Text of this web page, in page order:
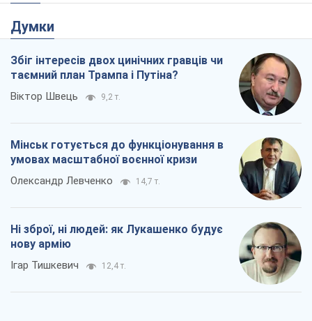
Думки
Збіг інтересів двох цинічних гравців чи
таємний план Трампа і Путіна?
Віктор Швець 9,2 т.
Мінськ готується до функціонування в
умовах масштабної воєнної кризи
Олександр Левченко 14,7 т.
Ні зброї, ні людей: як Лукашенко будує
нову армію
Ігар Тишкевич 12,4 т.